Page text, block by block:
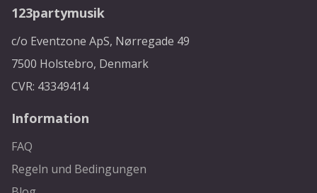
123partymusik
c/o Eventzone ApS, Nørregade 49
7500 Holstebro, Denmark
CVR: 43349414
Information
FAQ
Regeln und Bedingungen